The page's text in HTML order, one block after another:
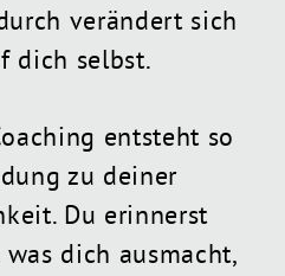
verändert sich
dich selbst.
entsteht so
zu deiner
Du erinnerst
dich ausmacht,